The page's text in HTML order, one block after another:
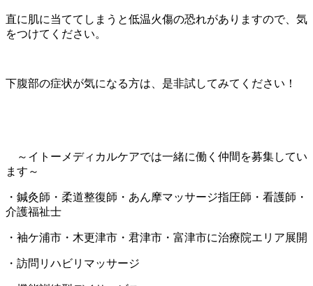
直に肌に当ててしまうと低温火傷の恐れがありますので、気
をつけてください。
下腹部の症状が気になる方は、是非試してみてください！
～イトーメディカルケアでは一緒に働く仲間を募集してい
ます～
・鍼灸師・柔道整復師・あん摩マッサージ指圧師・看護師・
介護福祉士
・袖ケ浦市・木更津市・君津市・富津市に治療院エリア展開
・訪問リハビリマッサージ